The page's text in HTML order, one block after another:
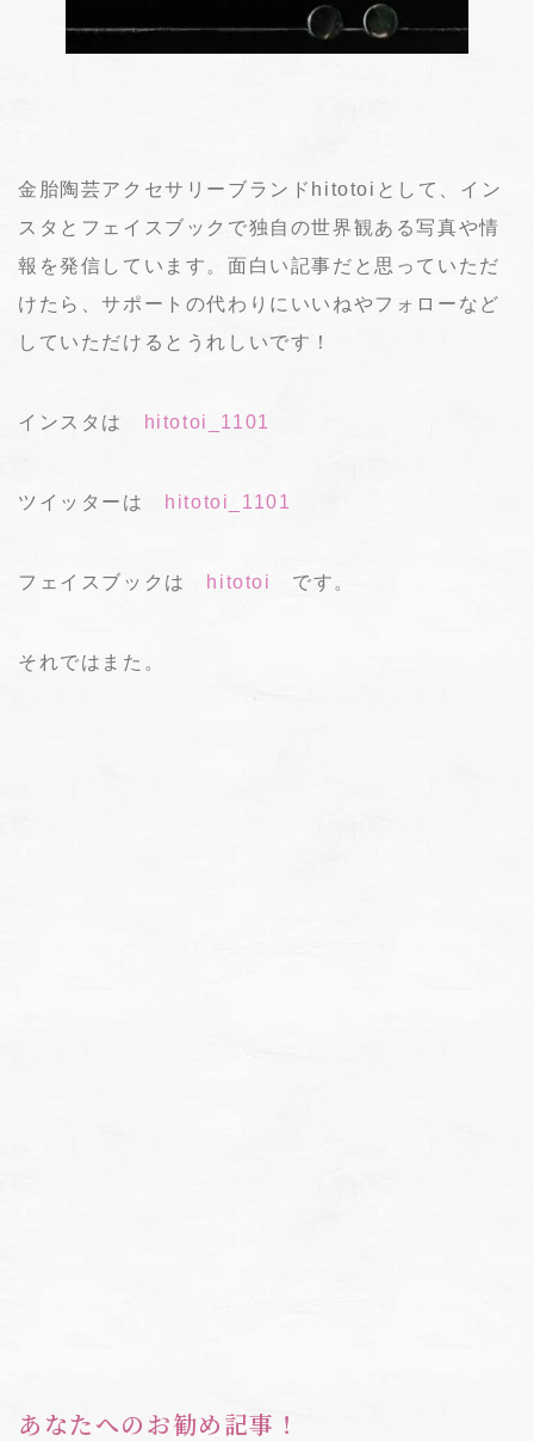
金胎陶芸アクセサリーブランドhitotoiとして、イン
スタとフェイスブックで独自の世界観ある写真や情
報を発信しています。面白い記事だと思っていただ
けたら、サポートの代わりにいいねやフォローなど
していただけるとうれしいです！
インスタは hitotoi_1101
ツイッターは hitotoi_1101
フェイスブックは hitotoi です。
それではまた。
あなたへのお勧め記事！